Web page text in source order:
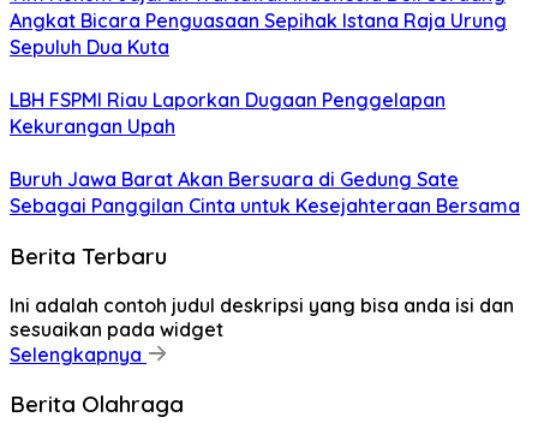
Angkat Bicara Penguasaan Sepihak Istana Raja Urung
Sepuluh Dua Kuta
LBH FSPMI Riau Laporkan Dugaan Penggelapan
Kekurangan Upah
Buruh Jawa Barat Akan Bersuara di Gedung Sate
Sebagai Panggilan Cinta untuk Kesejahteraan Bersama
Berita Terbaru
Ini adalah contoh judul deskripsi yang bisa anda isi dan
sesuaikan pada widget
Selengkapnya
Berita Olahraga